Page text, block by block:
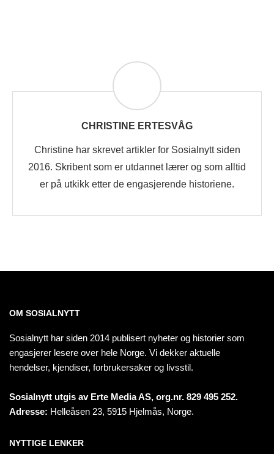
CHRISTINE ERTESVÅG
Christine har skrevet artikler for Sosialnytt siden
2016. Skribent som er utdannet lærer og som alltid
er på utkikk etter de engasjerende historiene.
OM SOSIALNYTT
Sosialnytt har siden 2014 publisert nyheter og historier som
engasjerer lesere over hele Norge. Vi dekker aktuelle
hendelser, kjendiser, forbrukersaker og livsstil.
Sosialnytt utgis av Erte Media AS, org.nr. 829 495 252.
Adresse: Helleåsen 23, 5915 Hjelmås, Norge.
NYTTIGE LENKER